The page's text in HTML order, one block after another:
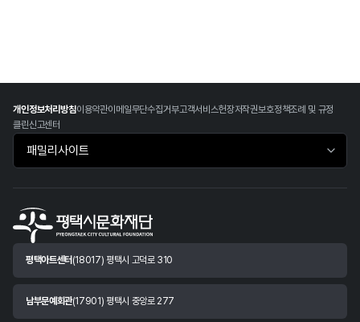
개인정보처리방침이용약관이메일무단수집거부고객서비스헌장저작권보호정책조례 및 규정
클린신고센터
패밀리사이트 바로가기
평택아트센터 (18017) 평택시 고덕로 310
남부문예회관(17901) 평택시 중앙로 277